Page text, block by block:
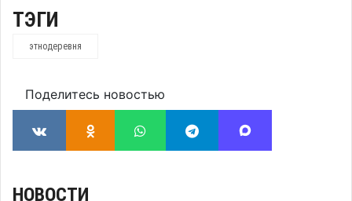
ТЭГИ
этнодеревня
Поделитесь новостью
НОВОСТИ